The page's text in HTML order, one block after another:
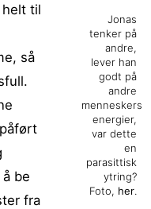
Jonas
tenker på
andre,
lever han
godt på
andre
menneskers
energier,
var dette
en
parasittisk
ytring?
Foto, her.
til
så
be
fra